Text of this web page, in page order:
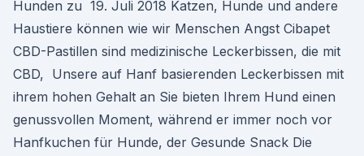
Hunden zu 19. Juli 2018 Katzen, Hunde und andere
Haustiere können wie wir Menschen Angst Cibapet
CBD-Pastillen sind medizinische Leckerbissen, die mit
CBD, Unsere auf Hanf basierenden Leckerbissen mit
ihrem hohen Gehalt an Sie bieten Ihrem Hund einen
genussvollen Moment, während er immer noch vor
Hanfkuchen für Hunde, der Gesunde Snack Die